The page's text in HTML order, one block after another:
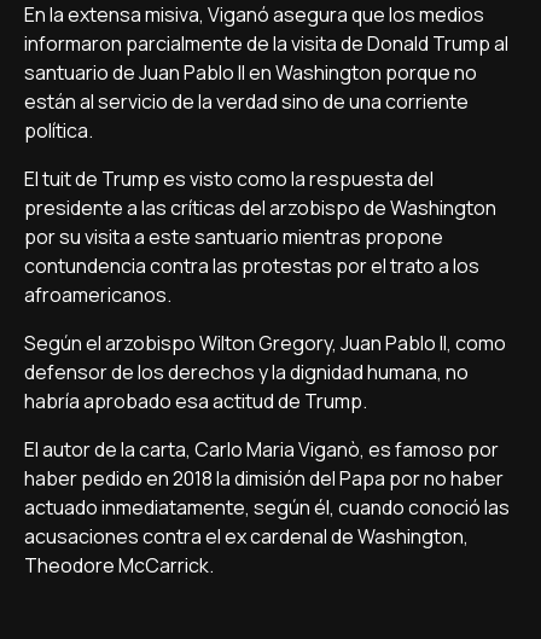
En la extensa misiva, Viganó asegura que los medios
informaron parcialmente de la visita de Donald Trump al
santuario de Juan Pablo II en Washington porque no
están al servicio de la verdad sino de una corriente
política.
El tuit de Trump es visto como la respuesta del
presidente a las críticas del arzobispo de Washington
por su visita a este santuario mientras propone
contundencia contra las protestas por el trato a los
afroamericanos.
Según el arzobispo Wilton Gregory, Juan Pablo II, como
defensor de los derechos y la dignidad humana, no
habría aprobado esa actitud de Trump.
El autor de la carta, Carlo Maria Viganò, es famoso por
haber pedido en 2018 la dimisión del Papa por no haber
actuado inmediatamente, según él, cuando conoció las
acusaciones contra el ex cardenal de Washington,
Theodore McCarrick.